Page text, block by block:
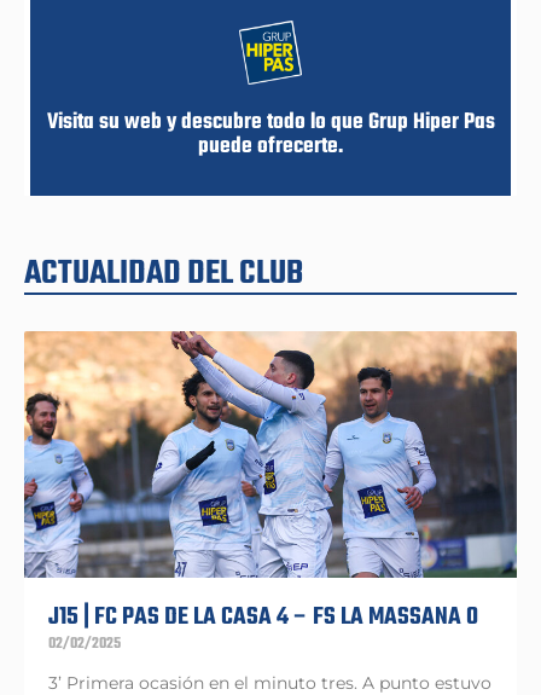
Visita su web y descubre todo lo que Grup Hiper Pas
puede ofrecerte.
ACTUALIDAD DEL CLUB
J15 | FC PAS DE LA CASA 4 – FS LA MASSANA 0
02/02/2025
3’ Primera ocasión en el minuto tres. A punto estuvo